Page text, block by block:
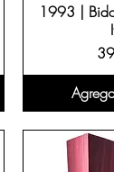
1993 |